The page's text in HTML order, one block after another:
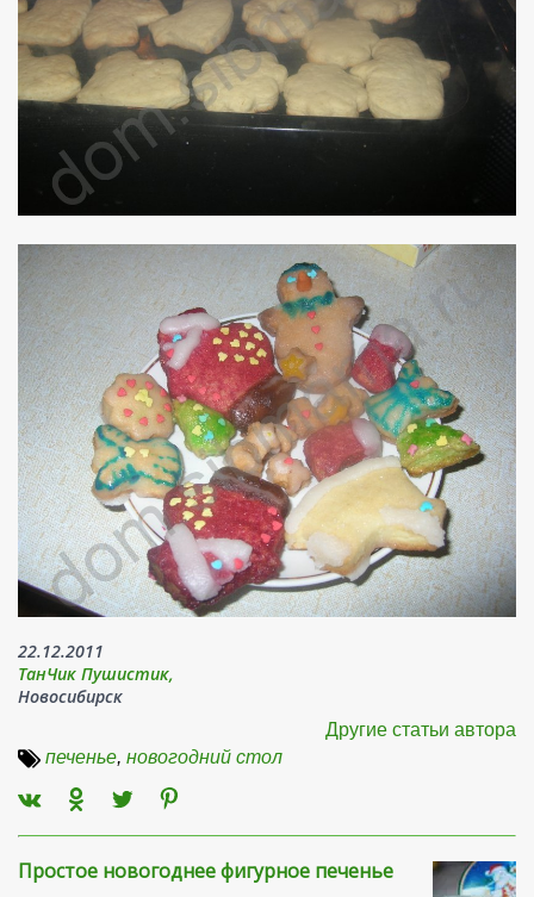
22.12.2011
ТанЧик Пушистик,
Новосибирск
Другие статьи автора
печенье, новогодний стол
Простое новогоднее фигурное печенье